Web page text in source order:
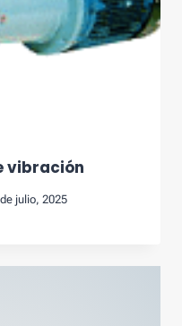
vibración
julio, 2025